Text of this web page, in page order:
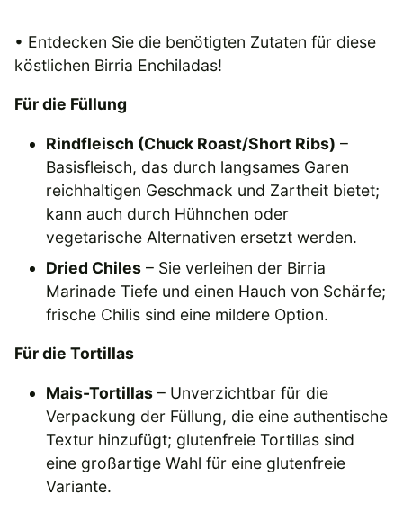
• Entdecken Sie die benötigten Zutaten für diese
köstlichen Birria Enchiladas!
Für die Füllung
Rindfleisch (Chuck Roast/Short Ribs) –
Basisfleisch, das durch langsames Garen
reichhaltigen Geschmack und Zartheit bietet;
kann auch durch Hühnchen oder
vegetarische Alternativen ersetzt werden.
Dried Chiles – Sie verleihen der Birria
Marinade Tiefe und einen Hauch von Schärfe;
frische Chilis sind eine mildere Option.
Für die Tortillas
Mais-Tortillas – Unverzichtbar für die
Verpackung der Füllung, die eine authentische
Textur hinzufügt; glutenfreie Tortillas sind
eine großartige Wahl für eine glutenfreie
Variante.